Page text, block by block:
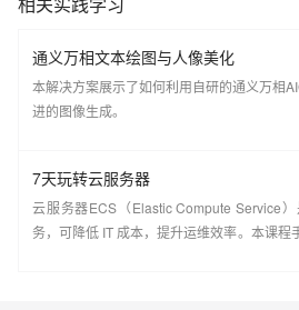
通义万相文本绘图与人像美化
本解决方案展示了如何利用自研的通义万相
进的图像生成。
7天玩转云服务器
云服务器ECS（Elastic Compute Service
务，可降低 IT 成本，提升运维效率。本课程
本操作、动手实操快照管理、镜